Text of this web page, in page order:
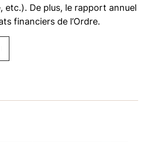
etc.). De plus, le rapport annuel
financiers de l’Ordre.